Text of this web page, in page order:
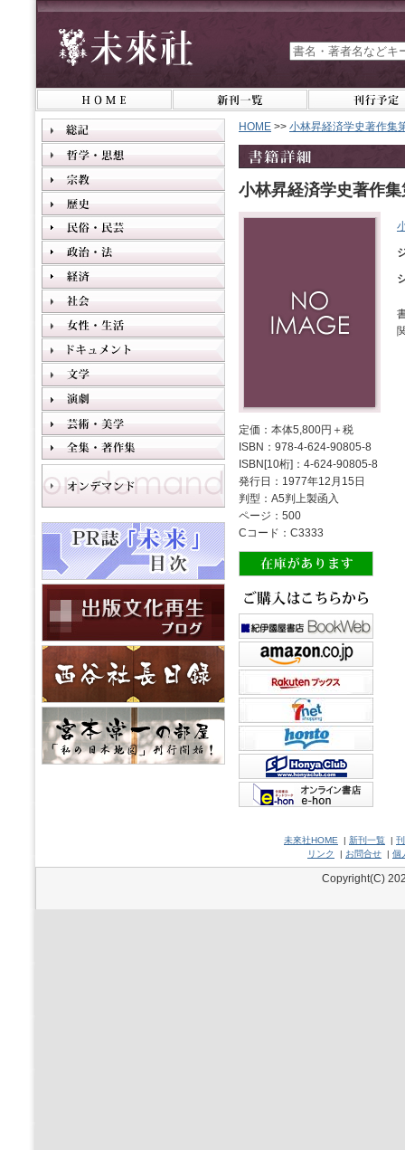
HOME >> 小林昇経済学史著作
小林昇経済学史著作
定価：本体5,800円＋税
ISBN：978-4-624-90805-8
ISBN[10桁]：4-624-90805-8
発行日：1977年12月15日
判型：A5判上製函入
ページ：500
Cコード：C3333
未來社HOME | 新刊一覧 |
リンク
| お問合せ | 個
Copyright(C)